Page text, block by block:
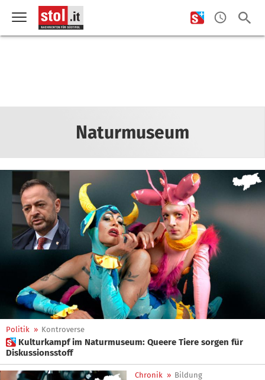
Naturmuseum
Politik » Kontroverse
 Kulturkampf im Naturmuseum: Queere Tiere sorgen für
Diskussionsstoff
Chronik » Bildung